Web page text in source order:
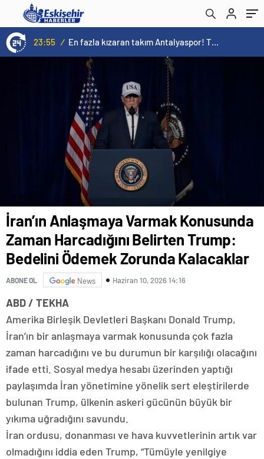
23:55 / En fazla kızaran takım Antalyaspor! Tam 5 futbolcu….
Ödemek Zorunda Kalacaklar
İran’ın Anlaşmaya Varmak Konusunda
Zaman Harcadığını Belirten Trump:
Bedelini Ödemek Zorunda Kalacaklar
ABONE OL News Haziran 10, 2026 14:16
ABD / TEKHA
Amerika Birleşik Devletleri Başkanı Donald Trump,
İran’ın bir anlaşmaya varmak konusunda çok fazla
zaman harcadığını ve bu durumun bir karşılığı olacağını
ifade etti. Sosyal medya hesabı üzerinden yaptığı
paylaşımda İran yönetimine yönelik sert eleştirilerde
bulunan Trump, ülkenin askeri gücünün büyük bir
yıkıma uğradığını savundu.
İran ordusu, donanması ve hava kuvvetlerinin artık var
olmadığını iddia eden Trump, “Tümüyle yenilgiye